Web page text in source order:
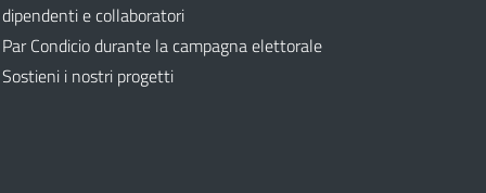
dipendenti e collaboratori
Par Condicio durante la campagna elettorale
Sostieni i nostri progetti